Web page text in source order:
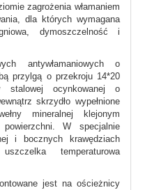
zagrożenia włamaniem
dla których wymagana
dymoszczelność i
antywłamaniowych o
przylgą o przekroju 14*20
ocynkowanej o
skrzydło wypełnione
mineralnej klejonym
W specjalnie
i bocznych krawędziach
temperaturowa
jest na ościeżnicy